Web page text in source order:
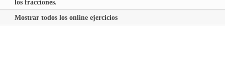
los fracciones.
Mostrar todos los online ejercicios